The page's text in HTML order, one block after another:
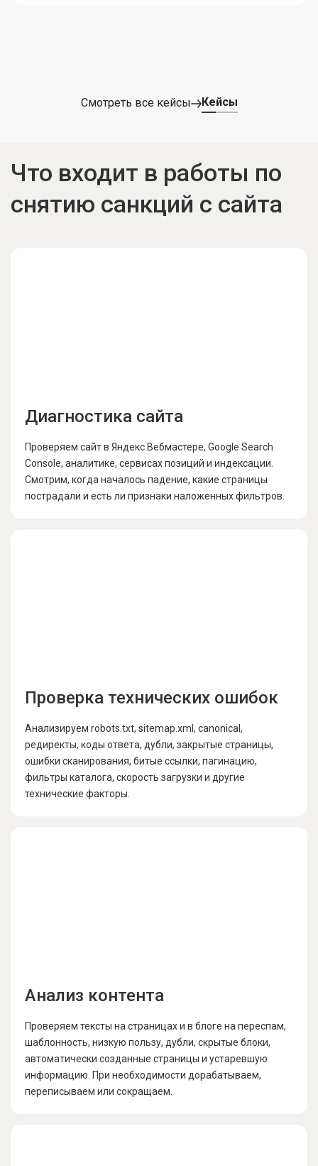
Смотреть все кейсы Кейсы
Что входит в работы по
снятию санкций с сайта
Диагностика сайта
Проверяем сайт в Яндекс.Вебмастере, Google Search
Console, аналитике, сервисах позиций и индексации.
Смотрим, когда началось падение, какие страницы
пострадали и есть ли признаки наложенных фильтров.
Проверка технических ошибок
Анализируем robots.txt, sitemap.xml, canonical,
редиректы, коды ответа, дубли, закрытые страницы,
ошибки сканирования, битые ссылки, пагинацию,
фильтры каталога, скорость загрузки и другие
технические факторы.
Анализ контента
Проверяем тексты на страницах и в блоге на переспам,
шаблонность, низкую пользу, дубли, скрытые блоки,
автоматически созданные страницы и устаревшую
информацию. При необходимости дорабатываем,
переписываем или сокращаем.